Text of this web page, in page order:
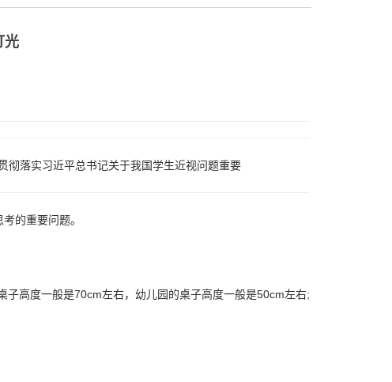
光
彻落实习近平总书记关于我国学生近视问题重要
的重要问题。
高度一般是70cm左右，幼儿园的桌子高度一般是50cm左右;